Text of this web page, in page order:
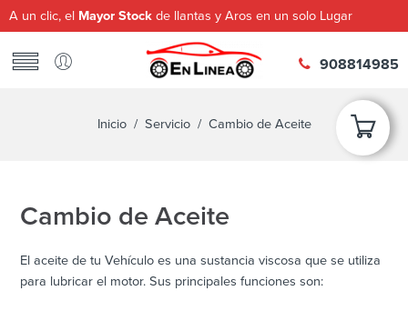
A un clic, el Mayor Stock de llantas y Aros en un solo Lugar
908814985
Inicio/ Servicio/ Cambio de Aceite
Cambio de Aceite
El aceite de tu Vehículo es una sustancia viscosa que se utiliza
para lubricar el motor. Sus principales funciones son: